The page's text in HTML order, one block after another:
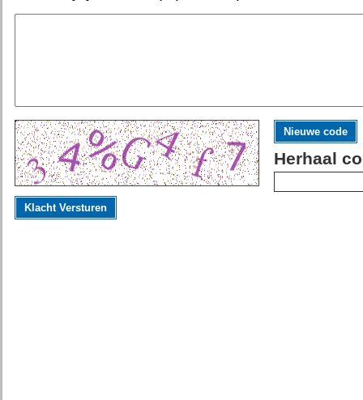
Nieuwe code
Herhaal
Klacht Versturen